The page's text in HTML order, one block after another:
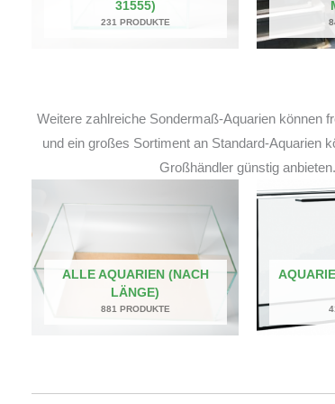
31555)
231 PRODUKTE
Weitere zahlreiche Sondermaß-Aquarien können
und ein großes Sortiment an Standard-Aquarien
Großhändler günstig anbieten.
ALLE AQUARIEN (NACH
LÄNGE)
881 PRODUKTE